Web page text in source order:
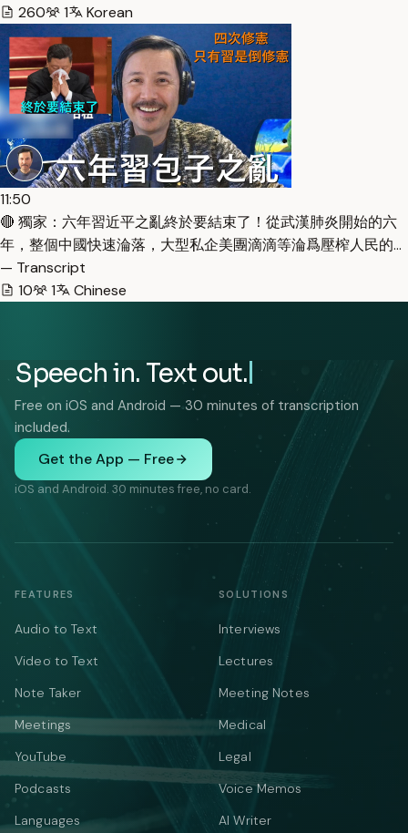
260
1 Korean
11:50
🔴 獨家：六年習近平之亂終於要結束了！從武漢肺炎開始的六
年，整個中國快速淪落，大型私企美團滴滴等淪爲壓榨人民的…
— Transcript
10
1 Chinese
Speech in. Text out.
Free on iOS and Android — 30 minutes of transcription
included.
Get the App — Free
iOS and Android. 30 minutes free, no card.
FEATURES
Audio to Text
Video to Text
Note Taker
Meetings
YouTube
Podcasts
Languages
SOLUTIONS
Interviews
Lectures
Meeting Notes
Medical
Legal
Voice Memos
AI Writer